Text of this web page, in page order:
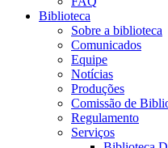
Biblioteca
Sobre a biblioteca
Comunicados
Equipe
Notícias
Produções
Comissão de
Regulamento
Serviços